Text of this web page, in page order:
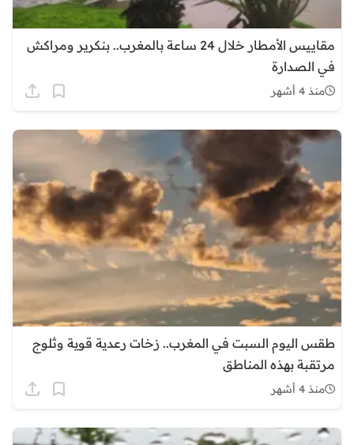
مقاييس الأمطار خلال 24 ساعة بالمغرب.. بنكرير ومراكش
في الصدارة
منذ 4 أشهر
طقس اليوم السبت في المغرب.. زخات رعدية قوية وثلوج
مرتقبة بهذه المناطق
منذ 4 أشهر